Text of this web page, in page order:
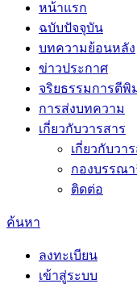
หน้าแรก
ฉบับปัจจุบัน
บทความย้อนหลัง
ข่าวประกาศ
จริยธรรมการตีพิ
การส่งบทความ
เกี่ยวกับวารสาร
เกี่ยวกับวา
กองบรรณา
ติดต่อ
ค้นหา
ลงทะเบียน
เข้าสู่ระบบ